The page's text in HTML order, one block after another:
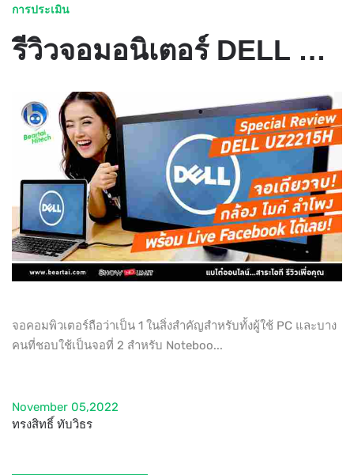
การประเมิน
รีวิวจอมอนิเตอร์ DELL MONITOR 21.5' รุ่น UZ2215H จอเดียวจบ พร้อมจัด FACEBOOK LIVE !! #BEARTAI
จอคอมพิวเตอร์ถือว่าเป็น 1 ในสิ่งสำคัญสำหรับทั้งผู้ใช้ PC และบาง
คนที่ชอบใช้เป็นจอที่ 2 สำหรับ Noteboo...
November 05,2022
ทรงสิทธิ์ ทับวิธร